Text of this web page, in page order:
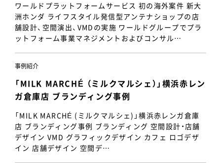
ワールドプラットフォームサービス 初の海外案件 新大
洲ホンダ ライフスタイル発信型アンテナショップの店
舗設計、空間演出、VMDの実施 ワールドグループでプラ
ットフォーム事業マネジメントおよびコンサル…
事例紹介
「MILK MARCHÉ （ミルクマルシェ）」横浜赤レン
ガ倉庫店 ブランディング事例
「MILK MARCHÉ (ミルクマルシェ)」横浜赤レンガ倉庫
店 ブランディング事例 ブランディング 空間設計・店舗
デザイン VMD グラフィックデザイン カフェ ロゴデザ
イン 店舗デザイン 空間デ…